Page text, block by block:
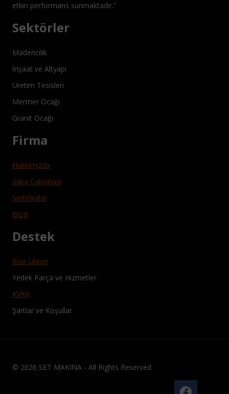
etkin performans sunmaktadır.”
Sektörler
Madencilik
İnşaat ve Altyapı
Üretim Tesisleri
Mermer Ocağı
Granit Ocağı
Firma
Hakkimizda
Vaka Çalışması
Sertifikalar
Blog
Destek
Bize Ulaşın
Yedek Parça ve Hizmetler
KVKK
Şartlar ve Koşullar
© 2026 SET MAKINA - All Rights Reserved